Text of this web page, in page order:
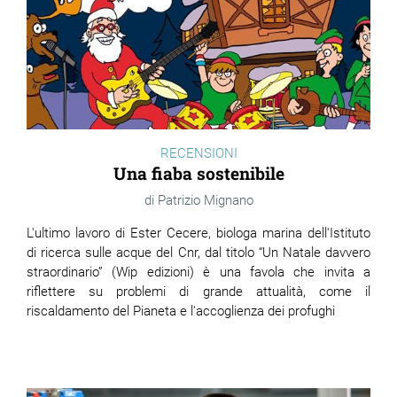
RECENSIONI
Una fiaba sostenibile
Patrizio Mignano
L'ultimo lavoro di Ester Cecere, biologa marina dell'Istituto
di ricerca sulle acque del Cnr, dal titolo “Un Natale davvero
straordinario” (Wip edizioni) è una favola che invita a
riflettere su problemi di grande attualità, come il
riscaldamento del Pianeta e l'accoglienza dei profughi